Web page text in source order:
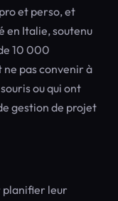
et perso, et
en Italie, soutenu
10 000
ne pas convenir à
ou qui ont
gestion de projet
planifier leur